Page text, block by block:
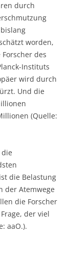
durch
worden,
Forscher des
Instituts
wird durch
Und die
(Quelle:
die Belastung
der Atemwege
die Forscher
der viel
aaO.).